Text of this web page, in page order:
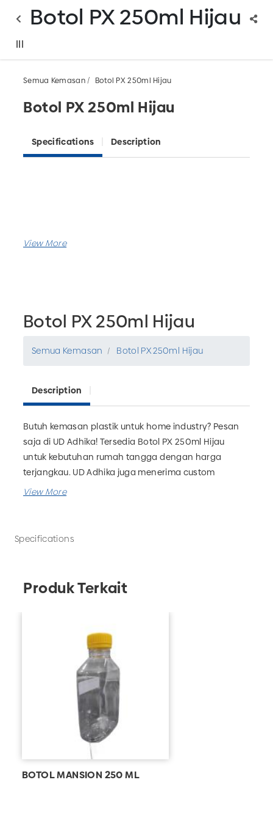
Botol PX 250ml Hijau
Semua Kemasan Botol PX 250ml Hijau
Botol PX 250ml Hijau
Specifications Description
Botol PX 250ml Hijau
Semua Kemasan Botol PX 250ml Hijau
Description
Butuh kemasan plastik untuk home industry? Pesan
saja di UD Adhika! Tersedia Botol PX 250ml Hijau
untuk kebutuhan rumah tangga dengan harga
terjangkau. UD Adhika juga menerima custom
kemasan plastik yang bisa disesuaikan dengan
Malang.
Specifications
Produk Terkait
BOTOL MANSION 250 ML